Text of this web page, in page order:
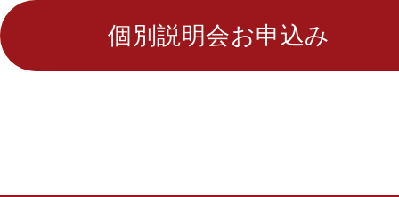
個別説明会お申込み